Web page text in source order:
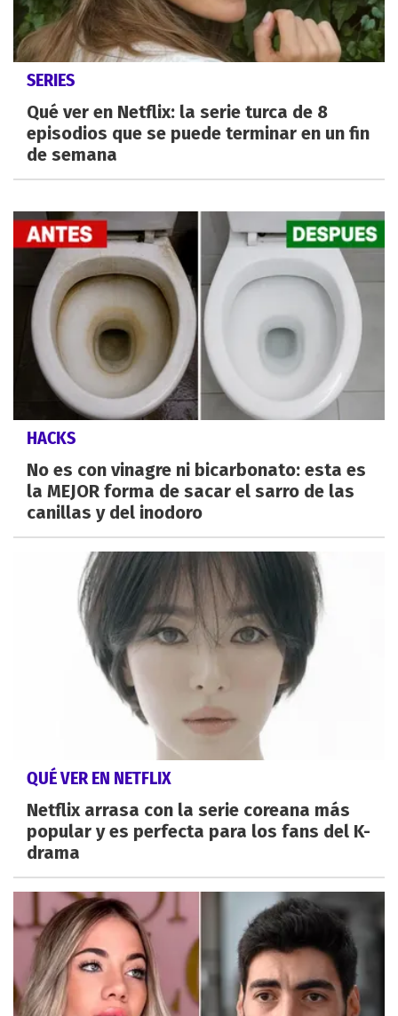
SERIES
Qué ver en Netflix: la serie turca de 8
episodios que se puede terminar en un fin
de semana
HACKS
No es con vinagre ni bicarbonato: esta es
la MEJOR forma de sacar el sarro de las
canillas y del inodoro
QUÉ VER EN NETFLIX
Netflix arrasa con la serie coreana más
popular y es perfecta para los fans del K-
drama